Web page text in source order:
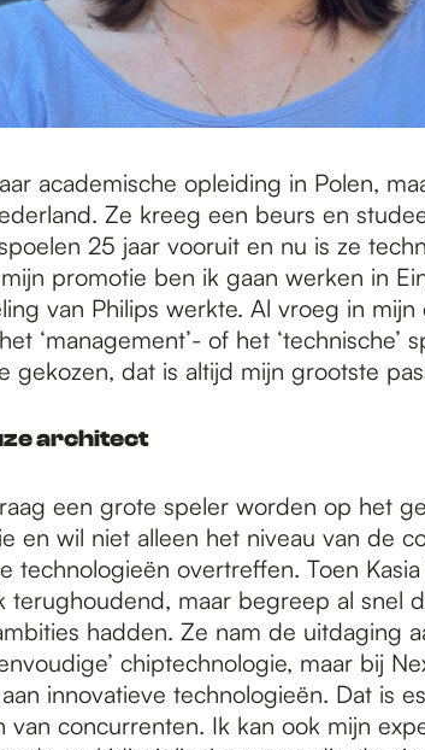
academische opleiding in Polen,
Ze kreeg een beurs en
25 jaar vooruit en nu is ze
promotie ben ik gaan werken in
van Philips werkte. Al vroeg in
‘management’- of het ‘technische’
gekozen, dat is altijd mijn grootste
architect
een grote speler worden op het
en wil niet alleen het niveau van de
technologieën overtreffen. Toen
terughoudend, maar begreep al snel
hadden. Ze nam de uitdaging
chiptechnologie, maar bij
innovatieve technologieën. Dat is
van concurrenten. Ik kan ook mijn